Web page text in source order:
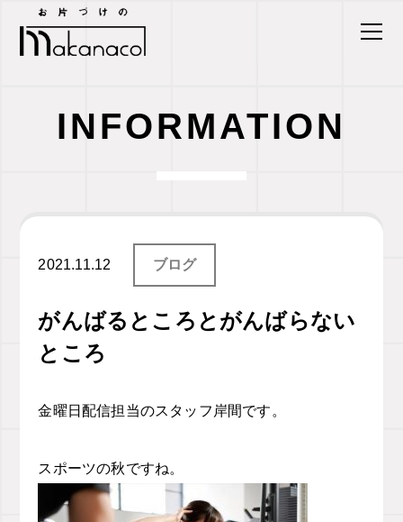
INFORMATION
2021.11.12 ブログ
がんばるところとがんばらない
ところ
金曜日配信担当のスタッフ岸間です。
スポーツの秋ですね。